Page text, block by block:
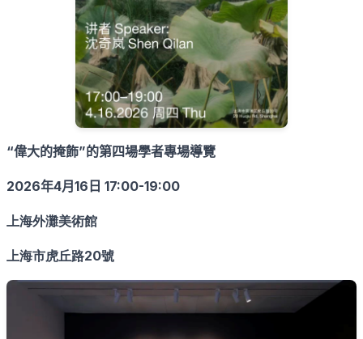
“偉大的掩飾”的第四場學者專場導覽
2026年4月16日 17:00-19:00
上海外灘美術館
上海市虎丘路20號